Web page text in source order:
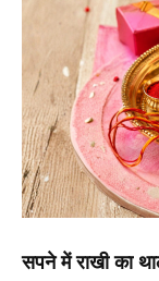
सपने में राखी का